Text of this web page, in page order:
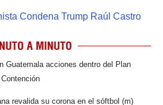
Condena Trump Raúl Castro
A MINUTO
Guatemala acciones dentro del Plan
revalida su corona en el sóftbol (m)